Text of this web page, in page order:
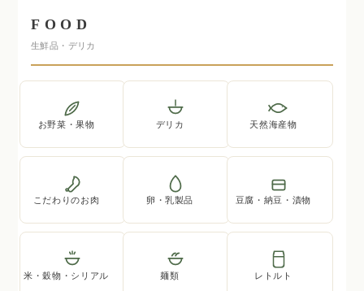
FOOD
生鮮品・デリカ
お野菜・果物 デリカ 天然海産物
こだわりのお肉 卵・乳製品 豆腐・納豆・漬物
米・穀物・シリアル 麺類 レトルト